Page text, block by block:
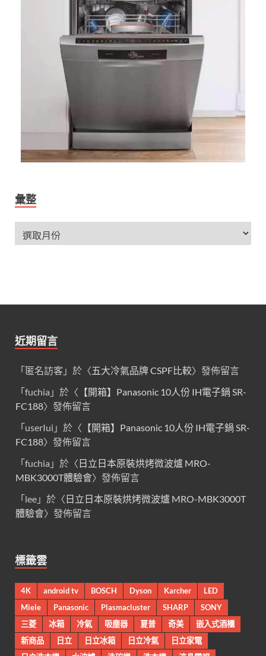
彙整
近期留言
「 匿名訪客 」於〈五大冷氣品牌 CSPF比較〉發佈留言
「 fuchia 」於〈 【開箱】Panasonic 10人份 IH電子鍋 SR-
FC188〉發佈留言
「 userIui 」於〈 【開箱】Panasonic 10人份 IH電子鍋 SR-
FC188〉發佈留言
「 fuchia 」於〈 日立日本原裝烘烤微波爐 MRO-
MBK3000T體驗會〉發佈留言
「 lee 」於〈 日立日本原裝烘烤微波爐 MRO-MBK3000T
體驗會〉發佈留言
標籤雲
4K android tv BOSCH Dyson Karcher
LED
Miele
Panasonic Plasmacluster SHARP
SONY
三菱
冰箱 冷氣 吸塵器 夏普 奇美
嵌入式酒櫃
新商品
日立 日立冰箱 日立冷氣
日立家電